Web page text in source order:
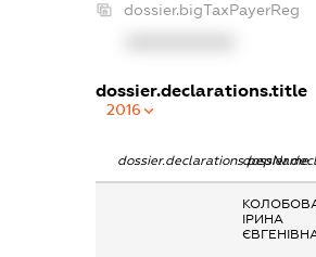
dossier.bigTaxPayerReg
dossier.declarations.title
2016
dossier.declarations.pepName
ІРИНА